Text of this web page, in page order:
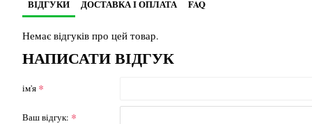
ВІДГУКИ ДОСТАВКА І ОПЛАТА FAQ
Немає відгуків про цей товар.
НАПИСАТИ ВІДГУК
ім'я
Ваш відгук: